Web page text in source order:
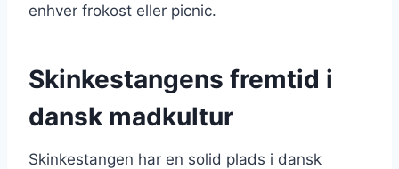
enhver frokost eller picnic.
Skinkestangens fremtid i
dansk madkultur
Skinkestangen har en solid plads i dansk